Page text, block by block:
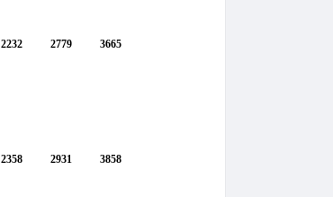
2232 2779 3665
2358 2931 3858